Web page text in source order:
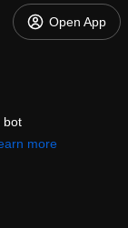
Open App
bot
more